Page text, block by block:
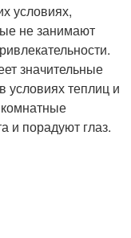
условиях,
не занимают
значительные
условиях теплиц и
и порадуют глаз.